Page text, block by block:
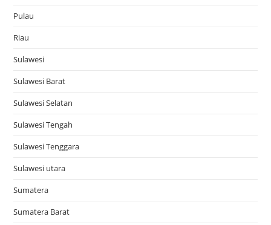
Pulau
Riau
Sulawesi
Sulawesi Barat
Sulawesi Selatan
Sulawesi Tengah
Sulawesi Tenggara
Sulawesi utara
Sumatera
Sumatera Barat